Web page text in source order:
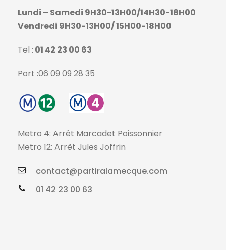
Lundi – Samedi 9H30-13H00/14H30-18H00
Vendredi 9H30-13H00/ 15H00-18H00
Tel : 01 42 23 00 63
Port :06 09 09 28 35
Metro 4: Arrêt Marcadet Poissonnier
Metro 12: Arrêt Jules Joffrin
contact@partiralamecque.com
01 42 23 00 63